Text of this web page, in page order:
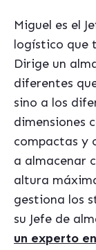
Miguel es el
logístico que
Dirige un
diferentes
sino a los
dimensiones
compactas y
a almacenar
altura
gestiona los
su Jefe de
un experto